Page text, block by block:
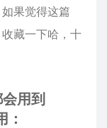
果觉得这篇
藏一下哈，十
用到
：